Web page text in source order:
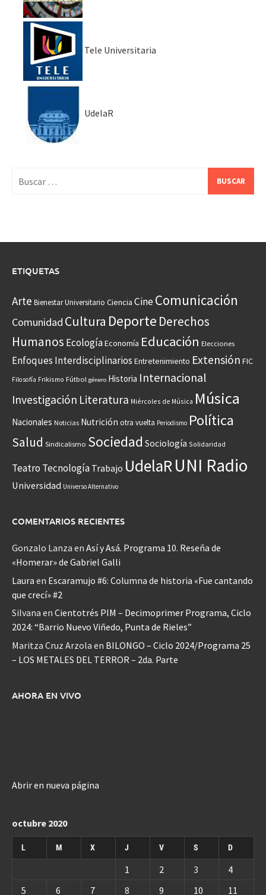
Tele Universitaria
UdelaR
ETIQUETAS
Arte Bienestar Universitario Ciencia CineComunicación
Comunidad Cultura Deporte Derechos
Humanos EcologíaEconomía Educación Elecciones
Enfoques Interdisciplinarios Entretenimiento Extensión FIC
Filosofía Frikismo Fútbol género Historia Internacional
Investigación Literatura Miércoles de Música Música
Nacionales Noticias Nutrición otra vuelta Periodismo Política
Salud Sindicalismo Sociedad Sociología Solidaridad
Teatro Tecnología Trabajo UdelaRUNI Radio
Universidad Universo Alternativo
COMENTARIOS RECIENTES
Gonzalo Lanza en Así y Asá. Programa 10. Reseña de
«Homerar» de Gabriel Galli
Laura en Escaramujo #6: Columna de historia «Fue cantando
que crecí» #2
Silvana en Cientotrés PIM – Decimoprimer Programa, Ciclo
2024: “Barrio Nuevo Viñedo, Punta de Rieles”
Maritza Cruz Arzola en BILONGO – Ciclo 2024/Programa 25
– LOS METALES DEL TERROR – 2da. Parte
AHORA EN VIVO
Abrir en nueva página
octubre 2020
L M X J V S D
1 2 3
4
5
6 7 8 9 10 11